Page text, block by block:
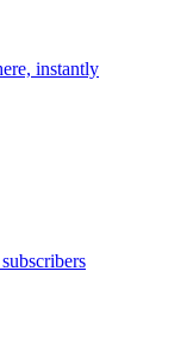
instantly